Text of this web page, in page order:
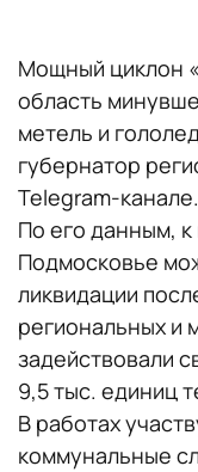
Мощный циклон
область
метель и
губернатор
Telegram-канале.
По его данным,
Подмосковье
ликвидации
региональных и
задействовали
9,5 тыс. единиц
В работах
коммунальные